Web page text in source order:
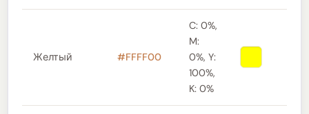
Желтый #FFFF00
C: 0%,
M:
0%, Y:
100%,
K: 0%